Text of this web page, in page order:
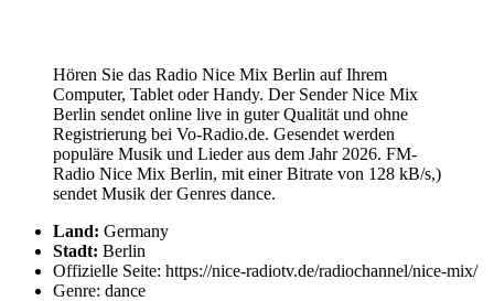
Hören Sie das Radio Nice Mix Berlin auf Ihrem
Computer, Tablet oder Handy. Der Sender Nice Mix
Berlin sendet online live in guter Qualität und ohne
Registrierung bei Vo-Radio.de. Gesendet werden
populäre Musik und Lieder aus dem Jahr 2026. FM-
Radio Nice Mix Berlin, mit einer Bitrate von 128 kB/s,)
sendet Musik der Genres dance.
Land: Germany
Stadt: Berlin
Offizielle Seite: https://nice-radiotv.de/radiochannel/nice-mix/
Genre: dance